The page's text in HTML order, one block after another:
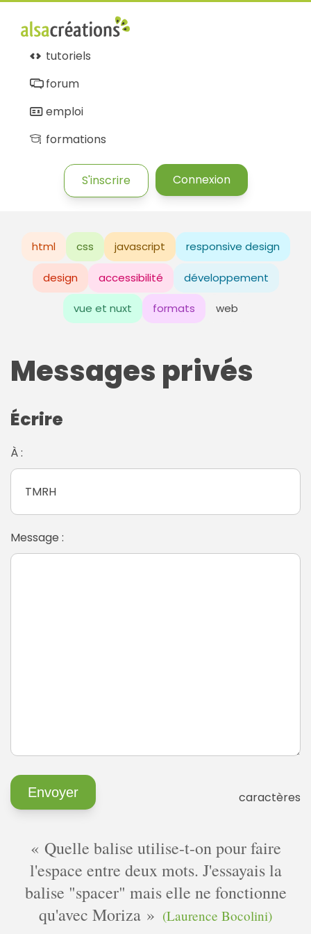
tutoriels
forum
emploi
formations
S'inscrire Connexion
html css javascript responsive design
design accessibilité développement
vue et nuxt formats web
Messages privés
Écrire
À :
Message :
caractères
Quelle balise utilise-t-on pour faire
l'espace entre deux mots. J'essayais la
balise "spacer" mais elle ne fonctionne
qu'avec Moriza
(Laurence Bocolini)